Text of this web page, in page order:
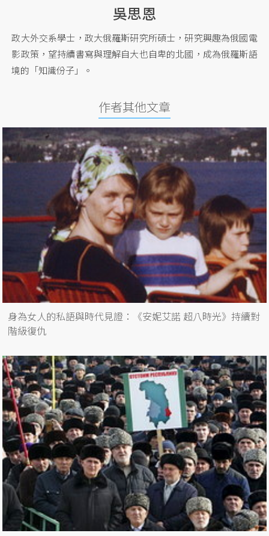
吳思恩
政大外交系學士，政大俄羅斯研究所碩士，研究興趣為俄國電
影政策，望持續書寫與理解自大也自卑的北國，成為俄羅斯語
境的「知識份子」。
作者其他文章
身為女人的私語與時代見證：《安妮艾諾 超八時光》持續對
階級復仇